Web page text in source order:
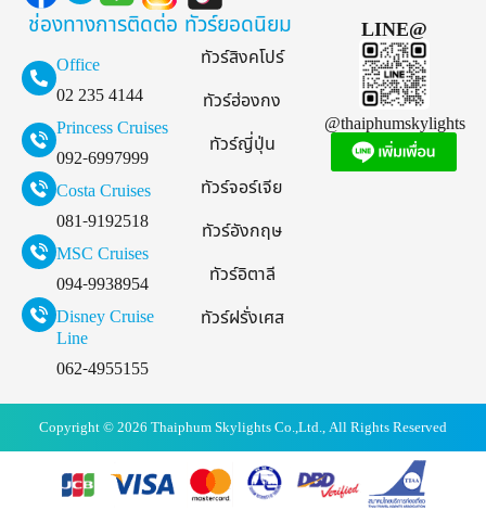
ช่องทางการติดต่อ
Office
02 235 4144
Princess Cruises
092-6997999
Costa Cruises
081-9192518
MSC Cruises
094-9938954
Disney Cruise
Line
062-4955155
ทัวร์ยอดนิยม
ทัวร์สิงคโปร์
ทัวร์ฮ่องกง
ทัวร์ญี่ปุ่น
ทัวร์จอร์เจีย
ทัวร์อังกฤษ
ทัวร์อิตาลี
ทัวร์ฝรั่งเศส
LINE@
@thaiphumskylights
Copyright © 2026 Thaiphum Skylights Co.,Ltd., All Rights Reserved